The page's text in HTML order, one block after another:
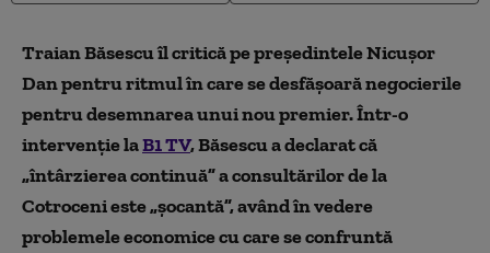
Traian Băsescu îl critică pe președintele Nicușor
Dan pentru ritmul în care se desfășoară negocierile
pentru desemnarea unui nou premier. Într-o
intervenție laB1 TV, Băsescu a declarat că
„întârzierea continuă” a consultărilor de la
Cotroceni este „șocantă”, având în vedere
problemele economice cu care se confruntă